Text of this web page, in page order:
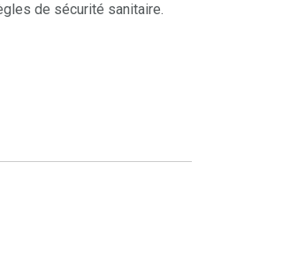
de sécurité sanitaire.